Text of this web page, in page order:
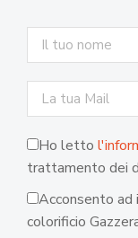
Ho letto
trattamento dei
Acconsento
colorificio